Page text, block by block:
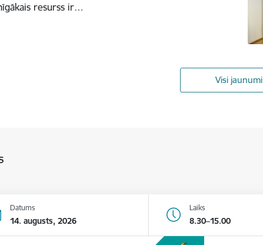
resurss ir…
Visi jaunumi
Datums
14. augusts, 2026
Laiks
8.30–15.00